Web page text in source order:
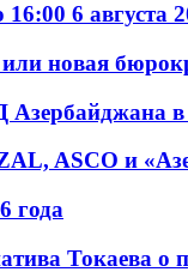
6 августа
новая
Азербайджана
ASCO и
года
Токаева о